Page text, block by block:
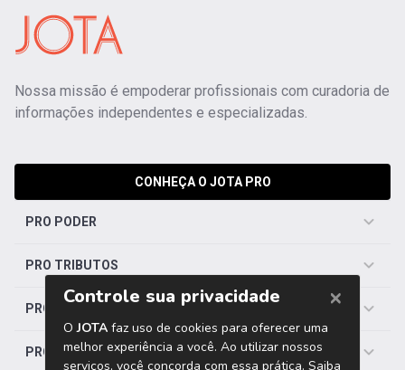
Nossa missão é empoderar profissionais com curadoria de
informações independentes e especializadas.
CONHEÇA O JOTA PRO
PRO PODER
PRO TRIBUTOS
PRO TRABALHISTA
PRO SAÚDE